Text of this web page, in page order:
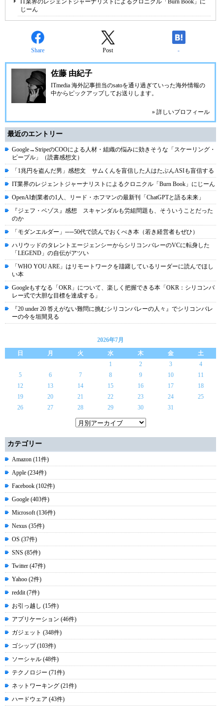
IT業界のレジェントジャーナリストによるクロニクル「Burn Book」に
じーん
Share Post -
佐藤 由紀子
ITmedia 海外記事担当のsatoを通り過ぎていった海外情報の
中からピックアップしてお送りします。
» 詳しいプロフィール
最近のエントリー
Google→StripeのCOOによる人材・組織の悩みに効きそうな「スケーリング・
ピープル」（読書感想文）
「1兆円を盗んだ男」感想文 サムくんを盲信した人はたぶんASIも盲信する
IT業界のレジェントジャーナリストによるクロニクル「Burn Book」にじーん
OpenAI創業者の1人、リード・ホフマンの最新刊「ChatGPTと語る未来」
『ジェフ・ベゾス』感想 スキャンダルも労組問題も、そういうことだった
のか
「モダンエルダー」──50代で読んでおくべき本（若き経営者もぜひ）
ハリウッドのタレントエージェンシーからシリコンバレーのVCに転身した
「LEGEND」の自伝がアツい
「WHO YOU ARE」はリモートワークを躊躇しているリーダーに読んでほし
い本
Googleもすなる「OKR」について、楽しく把握できる本「OKR：シリコンバ
レー式で大胆な目標を達成する」
『20 under 20 答えがない難問に挑むシリコンバレーの人々』でシリコンバレ
ーの今を垣間見る
2026年7月
日
月 火 水 木 金
土
1
2 3
4
5
6 7 8 9 10
11
12
13 14 15 16 17
18
19
20 21 22 23 24
25
26
27 28 29 30 31
カテゴリー
Amazon (11件)
Apple (234件)
Facebook (102件)
Google (403件)
Microsoft (136件)
Nexus (35件)
OS (37件)
SNS (85件)
Twitter (47件)
Yahoo (2件)
reddit (7件)
お引っ越し (15件)
アプリケーション (46件)
ガジェット (348件)
ゴシップ (103件)
ソーシャル (48件)
テクノロジー (71件)
ネットワーキング (21件)
ハードウェア (43件)